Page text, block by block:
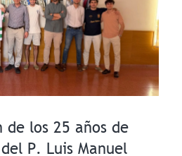
de los 25 años de
P. Luis Manuel